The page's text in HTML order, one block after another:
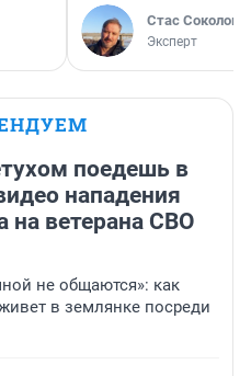
Стас Соколов
Эксперт
поедешь в
нападения
на ветерана СВО
не общаются»: как
в землянке посреди